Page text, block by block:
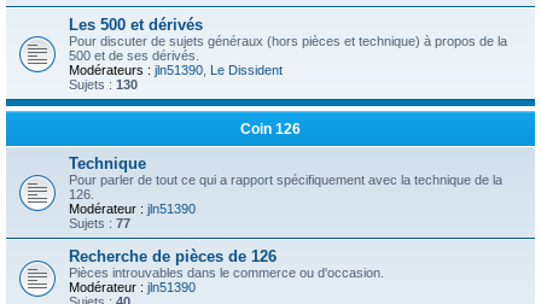
Les 500 et dérivés
Pour discuter de sujets généraux (hors pièces et technique) à propos de la
500 et de ses dérivés.
Modérateurs : jln51390 Le Dissident
Sujets : 130
Coin 126
Technique
Pour parler de tout ce qui a rapport spécifiquement avec la technique de la
126.
Modérateur : jln51390
Sujets : 77
Recherche de pièces de 126
Pièces introuvables dans le commerce ou d'occasion.
Modérateur : jln51390